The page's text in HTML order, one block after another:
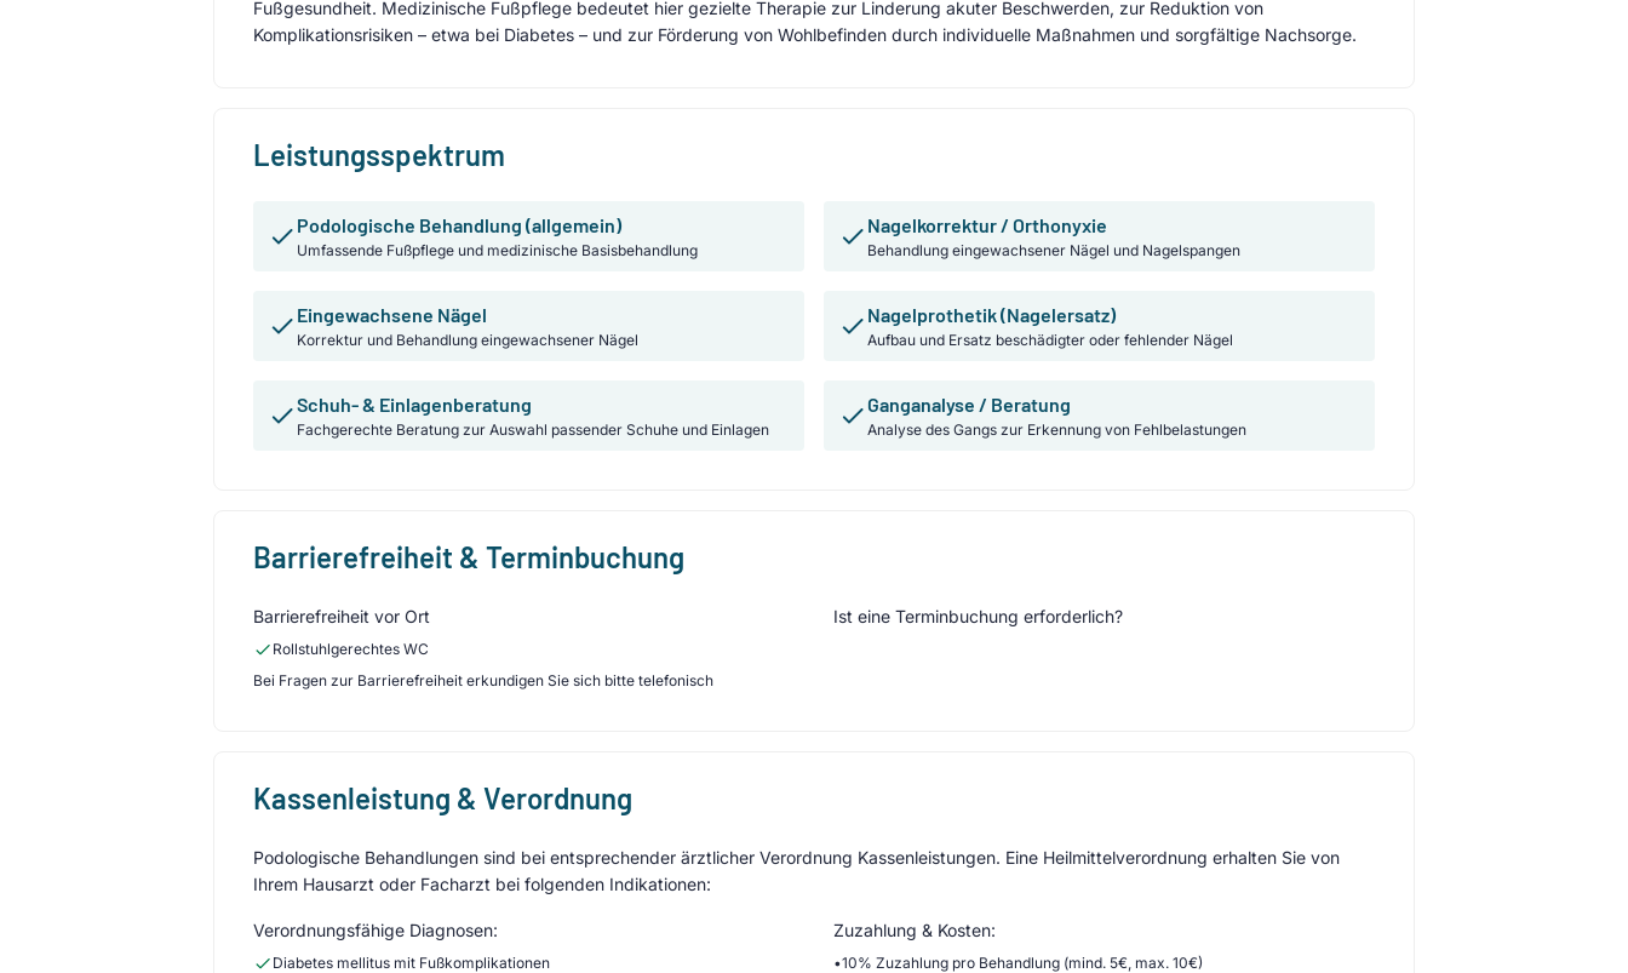
Fußgesundheit. Medizinische Fußpflege bedeutet hier gezielte Therapie zur Linderung akuter Beschwerden, zur Reduktion von
Komplikationsrisiken – etwa bei Diabetes – und zur Förderung von Wohlbefinden durch individuelle Maßnahmen und sorgfältige Nachsorge.
Leistungsspektrum
Podologische Behandlung (allgemein)
Umfassende Fußpflege und medizinische Basisbehandlung
Nagelkorrektur / Orthonyxie
Behandlung eingewachsener Nägel und Nagelspangen
Eingewachsene Nägel
Korrektur und Behandlung eingewachsener Nägel
Nagelprothetik (Nagelersatz)
Aufbau und Ersatz beschädigter oder fehlender Nägel
Schuh- & Einlagenberatung
Fachgerechte Beratung zur Auswahl passender Schuhe und Einlagen
Ganganalyse / Beratung
Analyse des Gangs zur Erkennung von Fehlbelastungen
Barrierefreiheit & Terminbuchung
Barrierefreiheit vor Ort
Rollstuhlgerechtes WC
Bei Fragen zur Barrierefreiheit erkundigen Sie sich bitte telefonisch
Ist eine Terminbuchung erforderlich?
Kassenleistung & Verordnung
Podologische Behandlungen sind bei entsprechender ärztlicher Verordnung Kassenleistungen. Eine Heilmittelverordnung erhalten Sie von
Ihrem Hausarzt oder Facharzt bei folgenden Indikationen:
Verordnungsfähige Diagnosen:
Diabetes mellitus mit Fußkomplikationen
Zuzahlung & Kosten:
•10% Zuzahlung pro Behandlung (mind. 5€, max. 10€)